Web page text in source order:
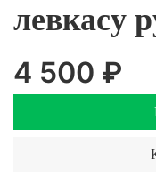
левкасу
4 500 ₽